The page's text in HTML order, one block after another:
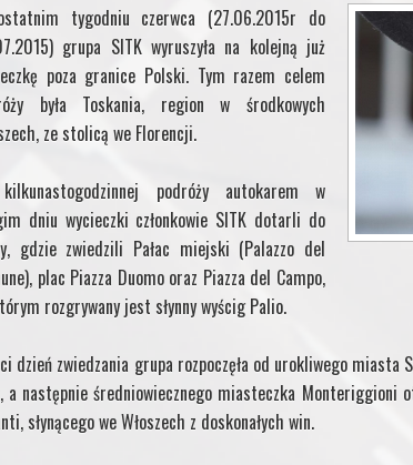
tygodniu czerwca (27.06.2015r do
grupa SITK wyruszyła na kolejną już
poza granice Polski. Tym razem celem
była Toskania, region w środkowych
ze stolicą we Florencji.
podróży autokarem w
dniu wycieczki członkowie SITK dotarli do
gdzie zwiedzili Pałac miejski (Palazzo del
plac Piazza Duomo oraz Piazza del Campo,
rozgrywany jest słynny wyścig Palio.
dzień zwiedzania grupa rozpoczęła od urokliwego miasta
a następnie średniowiecznego miasteczka Monteriggioni
słynącego we Włoszech z doskonałych win.